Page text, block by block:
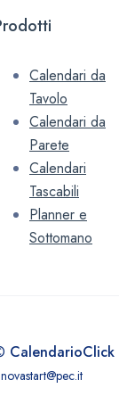
Calendari da
Tavolo
Calendari da
Parete
Calendari
Tascabili
Planner e
Sottomano
CalendarioClick